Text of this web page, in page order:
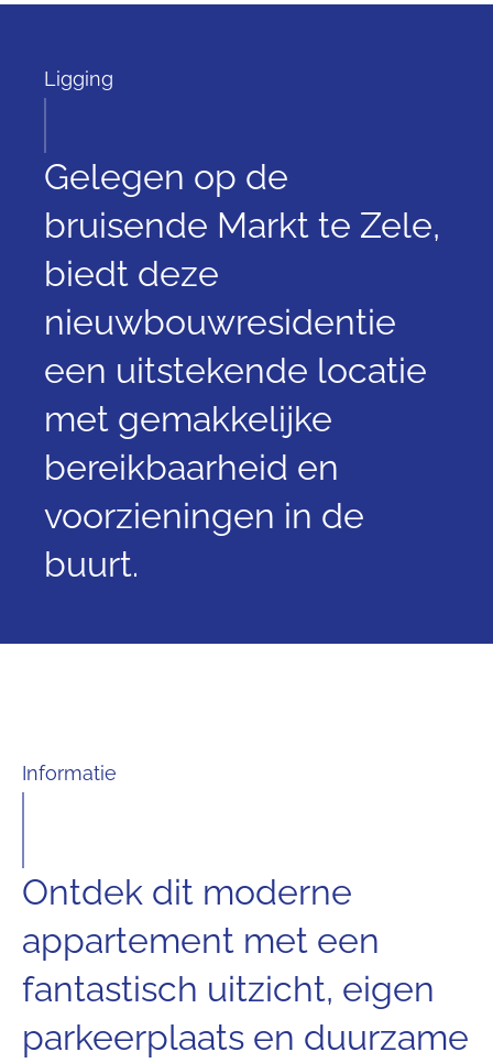
Ligging
Gelegen op de
bruisende Markt te Zele,
biedt deze
nieuwbouwresidentie
een uitstekende locatie
met gemakkelijke
bereikbaarheid en
voorzieningen in de
buurt.
Informatie
Ontdek dit moderne
appartement met een
fantastisch uitzicht, eigen
parkeerplaats en duurzame